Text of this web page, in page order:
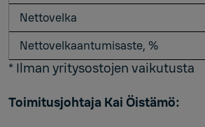
Nettovelka
Nettovelkaantumisaste, %
* Ilman yritysostojen vaikutusta
Toimitusjohtaja Kai Öistämö: